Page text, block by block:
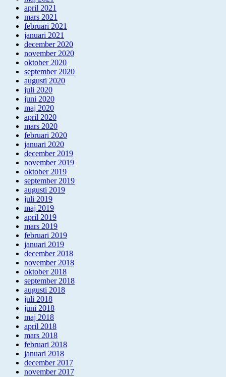
april 2021
mars 2021
februari 2021
januari 2021
december 2020
november 2020
oktober 2020
september 2020
augusti 2020
juli 2020
juni 2020
maj 2020
april 2020
mars 2020
februari 2020
januari 2020
december 2019
november 2019
oktober 2019
september 2019
augusti 2019
juli 2019
maj 2019
april 2019
mars 2019
februari 2019
januari 2019
december 2018
november 2018
oktober 2018
september 2018
augusti 2018
juli 2018
juni 2018
maj 2018
april 2018
mars 2018
februari 2018
januari 2018
december 2017
november 2017